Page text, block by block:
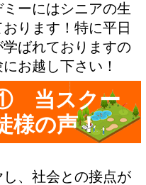
ーにはシニアの生
ります！特に平日
ばれておりますの
お越し下さい！
当スクー
様の声！
、社会との接点が